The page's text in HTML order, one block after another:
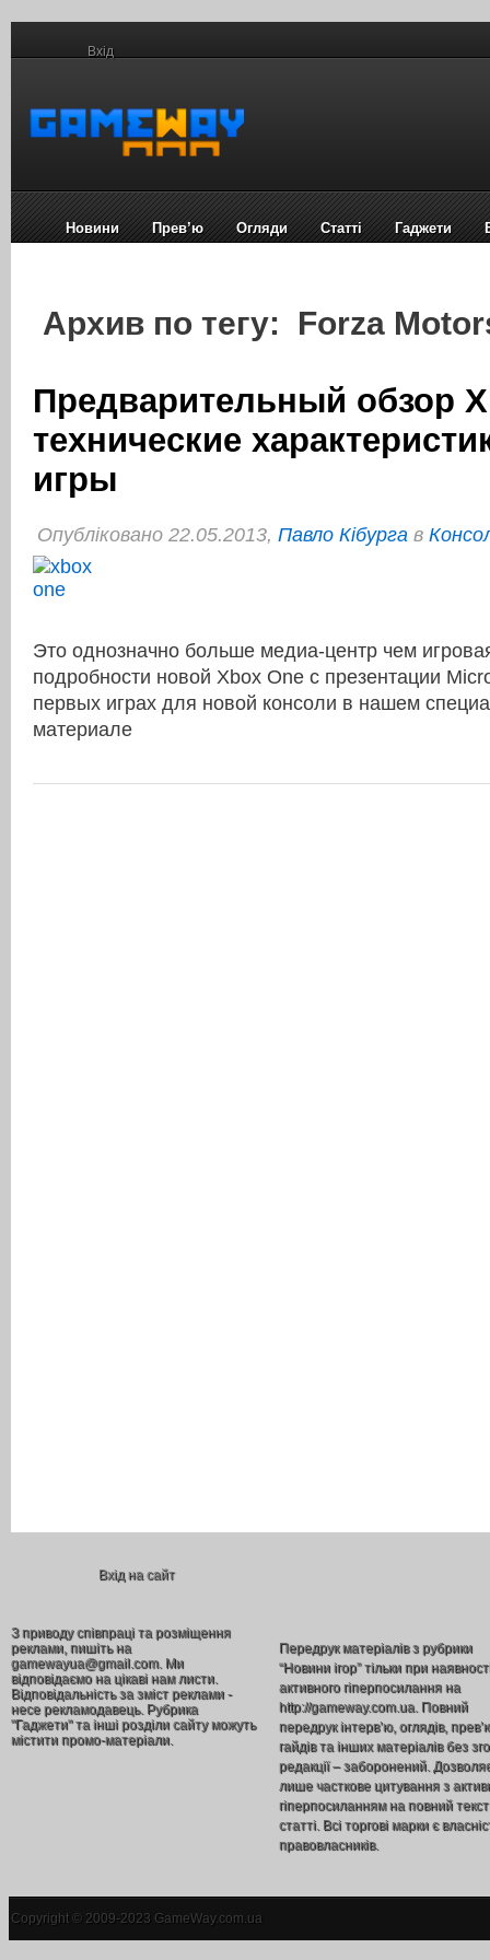
Вхід
Новини Прев’ю Огляди Статті Гаджети
Архив по тегу: Forza
Предварительный обзор
технические
игры
Опубліковано 22.05.2013, Павло Кібурга в
Это однозначно больше медиа-центр чем
подробности новой Xbox One с презентации
первых играх для новой консоли в нашем
материале
Вхід на сайт
З приводу співпраці та розміщення
реклами, пишіть на
gamewayua@gmail.com. Ми
відповідаємо на цікаві нам листи.
Відповідальність за зміст реклами -
несе рекламодавець. Рубрика
"Гаджети" та інші розділи сайту можуть
містити промо-матеріали.
Передрук матеріалів з рубрики
“Новини ігор” тільки при
активного гіперпосилання на
http://gameway.com.ua. Повний
передрук інтерв’ю, оглядів,
гайдів та інших матеріалів без
редакції – заборонений.
лише часткове цитування з
гіперпосиланням на повний текст
статті. Всі торгові марки є
правовласників.
Copyright © 2009-2023 GameWay.com.ua